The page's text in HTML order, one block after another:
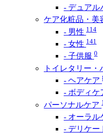
- デュアル
ケア化粧品・美
- 男性 114
- 女性 141
- 子供服 0
トイレタリー・
- ヘアケア
- ボディケ
パーソナルケア
- オーラル
- デリケー